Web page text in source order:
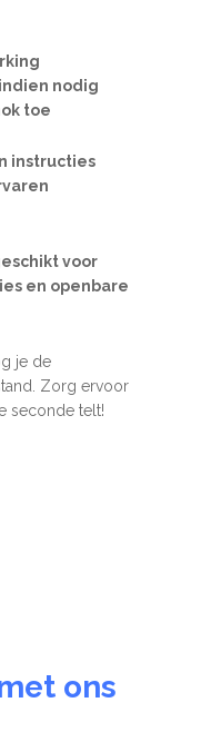
nodig
toe
instructies
voor
en openbare
je de
Zorg ervoor
seconde telt!
ons